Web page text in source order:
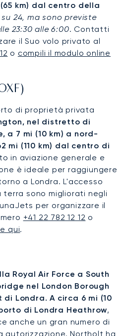
km) dal centro della
24, ma sono previste
23:30 alle 6:00. Contatti
il Suo volo privato al
o compili il modulo online
di proprietà privata
nel distretto di
a 7 mi (10 km) a nord-
mi (110 km) dal centro di
in aviazione generale e
è ideale per raggiungere
a Londra. L'accesso
sono migliorati negli
per organizzare il
+41 22 782 12 12 o
qui.
Royal Air Force a South
nel London Borough
Londra. A circa 6 mi (10
di Londra Heathrow,
anche un gran numero di
autorizzazione. Northolt ha